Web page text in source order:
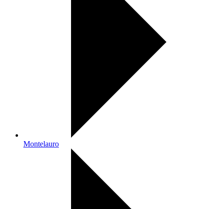
Montelauro